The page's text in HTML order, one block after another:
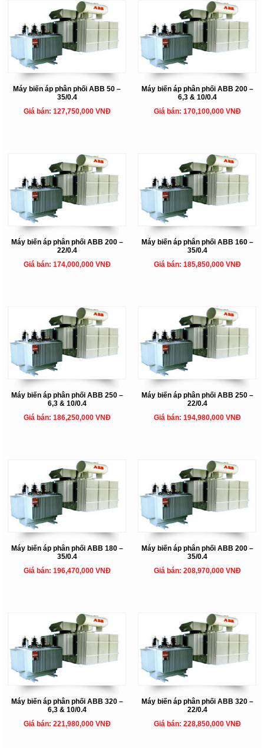
Máy biến áp phân phối ABB 50 –
35/0.4
Giá bán: 127,750,000 VNĐ
Máy biến áp phân phối ABB 200 –
6,3 & 10/0.4
Giá bán: 170,100,000 VNĐ
Máy biến áp phân phối ABB 200 –
22/0.4
Giá bán: 174,000,000 VNĐ
Máy biến áp phân phối ABB 160 –
35/0.4
Giá bán: 185,850,000 VNĐ
Máy biến áp phân phối ABB 250 –
6,3 & 10/0.4
Giá bán: 186,250,000 VNĐ
Máy biến áp phân phối ABB 250 –
22/0.4
Giá bán: 194,980,000 VNĐ
Máy biến áp phân phối ABB 180 –
35/0.4
Giá bán: 196,470,000 VNĐ
Máy biến áp phân phối ABB 200 –
35/0.4
Giá bán: 208,970,000 VNĐ
Máy biến áp phân phối ABB 320 –
6,3 & 10/0.4
Giá bán: 221,980,000 VNĐ
Máy biến áp phân phối ABB 320 –
22/0.4
Giá bán: 228,850,000 VNĐ